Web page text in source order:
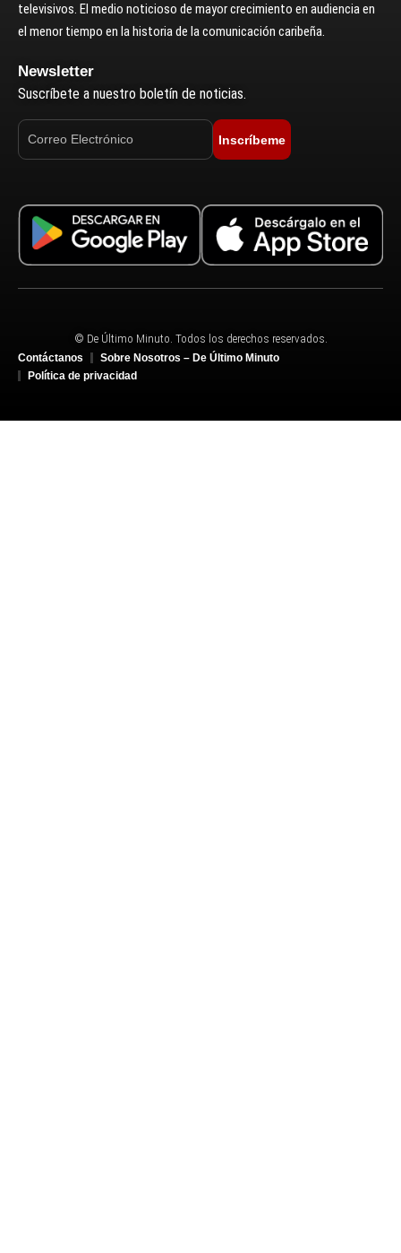
televisivos. El medio noticioso de mayor crecimiento en audiencia en
el menor tiempo en la historia de la comunicación caribeña.
Newsletter
Suscríbete a nuestro boletín de noticias.
Inscríbeme
© De Último Minuto. Todos los derechos reservados.
Contáctanos
Sobre Nosotros – De Último Minuto
Política de privacidad